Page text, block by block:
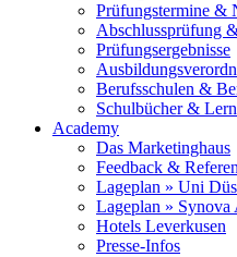
Prüfungstermine &
Abschlussprüfung
Prüfungsergebnisse
Berufsschulen &
Schulbücher &
Academy
Das Marketinghaus
Feedback &
Lageplan » Uni
Lageplan » Synova
Hotels Leverkusen
Presse-Infos